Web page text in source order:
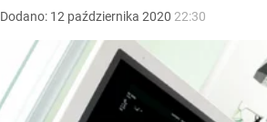
Dodano: 12 października 2020 22:30